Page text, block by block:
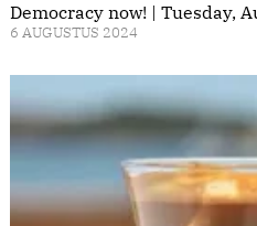
Democracy now! | Tuesday,
6 AUGUSTUS 2024